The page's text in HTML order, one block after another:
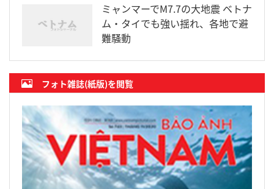
ミャンマーでM7.7の大地震 ベトナ
ム・タイでも強い揺れ、各地で避
難騒動
フォト雑誌(紙版)を閲覧